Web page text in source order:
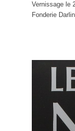
Vernissage le
Fonderie